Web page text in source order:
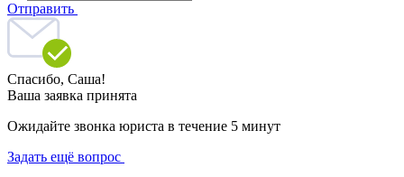
Отправить
Спасибо, Саша!
Ваша заявка принята
Ожидайте звонка юриста в течение 5 минут
Задать ещё вопрос